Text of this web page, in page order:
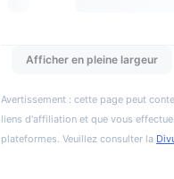
Afficher en pleine largeur
Avertissement : cette page peut
liens d'affiliation et que vous
plateformes. Veuillez consulter la